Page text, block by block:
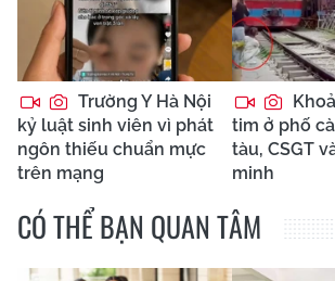
Trường Y Hà Nội
kỷ luật sinh viên vì phát
ngôn thiếu chuẩn mực
trên mạng
tim ở phố
tàu, CSGT
minh
CÓ THỂ BẠN QUAN TÂM